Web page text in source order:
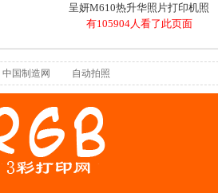
呈妍M610热升华照片打印机照
相馆文印店证件照
有105904人看了此页面
中国制造网 自动拍照